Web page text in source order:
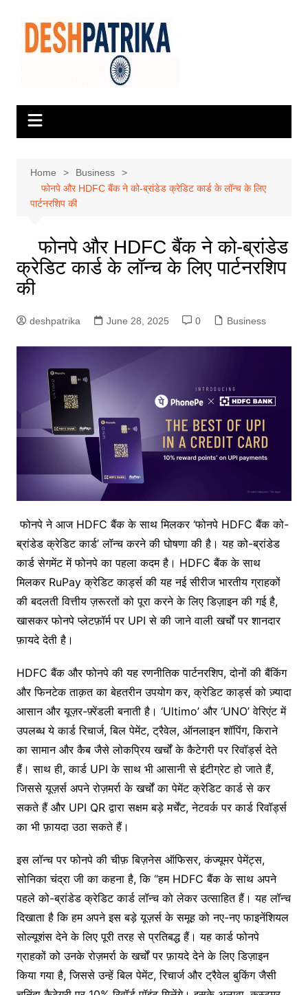
content
Home
Business
फोनपे और HDFC बैंक ने को-ब्रांडेड क्रेडिट कार्ड के लॉन्च के लिए
पार्टनरशिप की
फोनपे और HDFC बैंक ने को-ब्रांडेड
क्रेडिट कार्ड के लॉन्च के लिए पार्टनरशिप
की
deshpatrika June 28, 2025 0 Business
फोनपे ने आज HDFC बैंक के साथ मिलकर ‘फोनपे HDFC बैंक को-
ब्रांडेड क्रेडिट कार्ड’ लॉन्च करने की घोषणा की है। यह को-ब्रांडेड
कार्ड सेगमेंट में फोनपे का पहला कदम है। HDFC बैंक के साथ
मिलकर RuPay क्रेडिट कार्ड्स की यह नई सीरीज भारतीय ग्राहकों
की बदलती वित्तीय ज़रूरतों को पूरा करने के लिए डिज़ाइन की गई है,
खासकर फोनपे प्लेटफ़ॉर्म पर UPI से की जाने वाली खर्चों पर शानदार
फ़ायदे देती है।
HDFC बैंक और फोनपे की यह रणनीतिक पार्टनरशिप, दोनों की बैंकिंग
और फिनटेक ताक़त का बेहतरीन उपयोग कर, क्रेडिट कार्ड्स को ज़्यादा
आसान और यूज़र-फ़्रेंडली बनाती है। ‘Ultimo’ और ‘UNO’ वेरिएंट में
उपलब्ध ये कार्ड रिचार्ज, बिल पेमेंट, ट्रैवेल, ऑनलाइन शॉपिंग, किराने
का सामान और कैब जैसे लोकप्रिय खर्चों के कैटेगरी पर रिवॉर्ड्स देते
हैं। साथ ही, कार्ड UPI के साथ भी आसानी से इंटीग्रेट हो जाते हैं,
जिससे यूज़र्स अपने रोज़मर्रा के खर्चों का पेमेंट क्रेडिट कार्ड से कर
सकते हैं और UPI QR द्वारा सक्षम बड़े मर्चेंट, नेटवर्क पर कार्ड रिवॉर्ड्स
का भी फ़ायदा उठा सकते हैं।
इस लॉन्च पर फोनपे की चीफ़ बिज़नेस ऑफिसर, कंज्यूमर पेमेंट्स,
सोनिका चंद्रा जी का कहना है, कि “हम HDFC बैंक के साथ अपने
पहले को-ब्रांडेड क्रेडिट कार्ड लॉन्च को लेकर उत्साहित हैं। यह लॉन्च
दिखाता है कि हम अपने इस बड़े यूज़र्स के समूह को नए-नए फाइनेंशियल
सोल्यूशंस देने के लिए पूरी तरह से प्रतिबद्ध हैं। यह कार्ड फोनपे
ग्राहकों को उनके रोज़मर्रा के खर्चों पर फ़ायदे देने के लिए डिज़ाइन
किया गया है, जिससे उन्हें बिल पेमेंट, रिचार्ज और ट्रैवेल बुकिंग जैसी